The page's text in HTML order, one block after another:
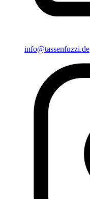
info@tassenfuzzi.de